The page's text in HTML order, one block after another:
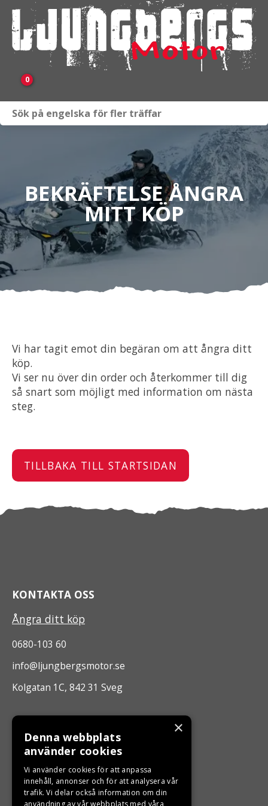
0
Fordon i lager
Verkstad
KAMPANJ
Om oss
Sprängskisser
BEKRÄFTELSE ÅNGRA
MITT KÖP
Vi har tagit emot din begäran om att ångra ditt
köp.
Vi ser nu över din order och återkommer till dig
så snart som möjligt med information om nästa
steg.
TILLBAKA TILL STARTSIDAN
KONTAKTA OSS
Ångra ditt köp
0680-103 60
info@ljungbergsmotor.se
Kolgatan 1C, 842 31 Sveg
ÖPPETTIDER
Måndag - Fredag 10.00 -17.00
LJUNGBERGS MOTOR
×
Denna webbplats
använder cookies
Vi använder cookies för att anpassa
innehåll, annonser och för att analysera vår
trafik. Vi delar också information om din
användning av vår webbplats med våra